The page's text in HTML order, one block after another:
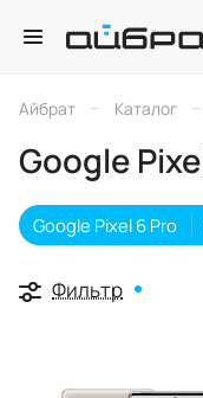
Айбрат – Каталог –
Google
Google Pixel 6 Pro
Фильтр